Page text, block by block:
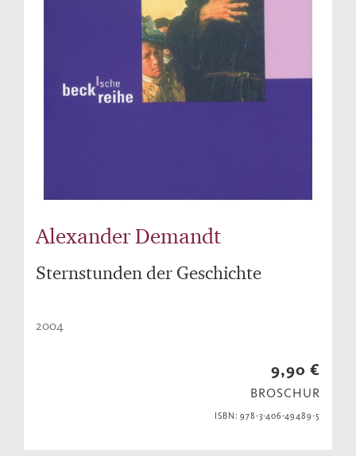
Alexander Demandt
Sternstunden der Geschichte
2004
9,90 €
BROSCHUR
ISBN: 978-3-406-49489-5